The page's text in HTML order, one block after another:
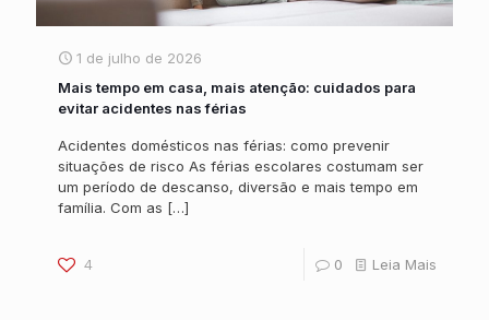
1 de julho de 2026
Mais tempo em casa, mais atenção: cuidados para
evitar acidentes nas férias
Acidentes domésticos nas férias: como prevenir
situações de risco As férias escolares costumam ser
um período de descanso, diversão e mais tempo em
família. Com as […]
4 0 Leia Mais